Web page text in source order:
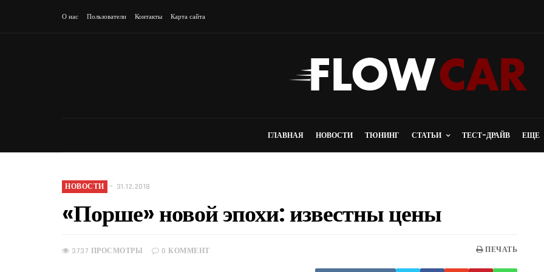
О нас Пользователи Контакты Карта сайта
ГЛАВНАЯ НОВОСТИ ТЮНИНГ СТАТЬИ ТЕСТ-ДРАЙВ ЕЩЕ
НОВОСТИ 31.12.2018
«Порше» новой эпохи: известны цены
3737 ПРОСМОТРЫ 0 КОММЕНТ ПЕЧАТЬ
кредитных авто по всей…
м или определенными параметрами, Вы…